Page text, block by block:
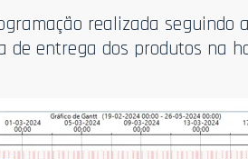
realizada seguindo
de entrega dos produtos na